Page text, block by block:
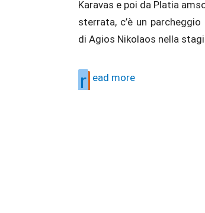
Karavas e poi da Platia
sterrata, c’è un
di Agios Nikolaos nella
orientale della spiaggia, il
r ead more